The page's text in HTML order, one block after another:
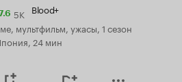
Рейтинг
Кинопоиска
7.6
5K Blood+
мультфильм, ужасы, 1 сезон
24 мин